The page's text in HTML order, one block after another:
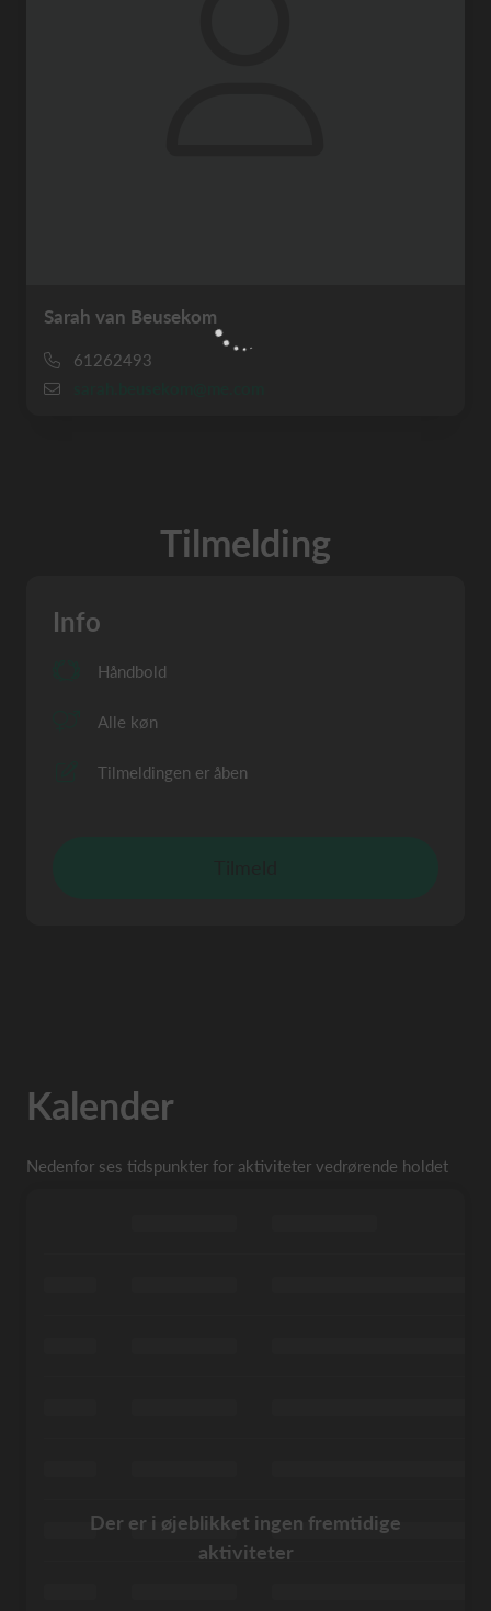
Sarah van Beusekom
61262493
Tilmelding
Info
Håndbold
Alle køn
Tilmeldingen er åben
Kalender
Nedenfor ses tidspunkter for aktiviteter vedrørende holdet
Der er i øjeblikket ingen fremtidige
aktiviteter